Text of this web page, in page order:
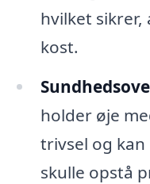
hvilket
kost.
holder øje
trivsel og
skulle opstå